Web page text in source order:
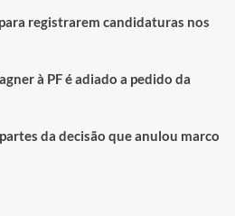
registrarem candidaturas nos
à PF é adiado a pedido da
da decisão que anulou marco